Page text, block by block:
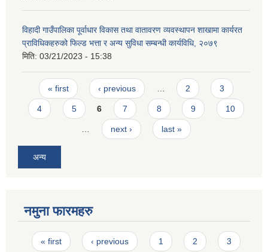
विहादी गाउँपालिका पूर्वाधार विकास तथा वातावरण व्यवस्थापन शाखामा कार्यरत
प्राविधिकहरुको फिल्ड भत्ता र अन्य सुविधा सम्बन्धी कार्यविधि, २०७९
मिति: 03/21/2023 - 15:38
Pages
« first ‹ previous … 2 3
4 5 6 7 8 9 10
… next › last »
अन्य
नमुना फारमहरु
Pages
« first ‹ previous 1 2
3